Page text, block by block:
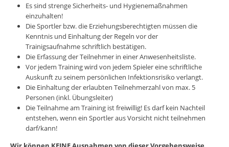
Es sind strenge Sicherheits- und Hygienemaßnahmen
einzuhalten!
Die Sportler bzw. die Erziehungsberechtigten müssen die
Kenntnis und Einhaltung der Regeln vor der
Trainigsaufnahme schriftlich bestätigen.
Die Erfassung der Teilnehmer in einer Anwesenheitsliste.
Vor jedem Training wird von jedem Spieler eine schriftliche
Auskunft zu seinem persönlichen Infektionsrisiko verlangt.
Die Einhaltung der erlaubten Teilnehmerzahl von max. 5
Personen (inkl. Übungsleiter)
Die Teilnahme am Training ist freiwillig! Es darf kein Nachteil
entstehen, wenn ein Sportler aus Vorsicht nicht teilnehmen
darf/kann!